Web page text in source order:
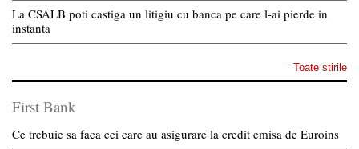
La CSALB poti castiga un litigiu cu banca pe care l-ai pierde in
instanta
Toate stirile
First Bank
Ce trebuie sa faca cei care au asigurare la credit emisa de Euroins